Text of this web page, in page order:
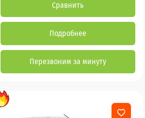
Сравнить
Подробнее
Перезвоним за минуту